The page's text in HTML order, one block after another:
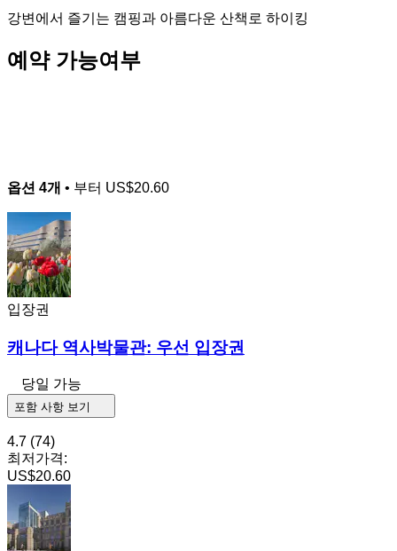
강변에서 즐기는 캠핑과 아름다운 산책로 하이킹
예약 가능여부
옵션 4개 • 부터 US$20.60
입장권
캐나다 역사박물관: 우선 입장권
당일 가능
포함 사항 보기
4.7 (74)
최저가격:
US$20.60